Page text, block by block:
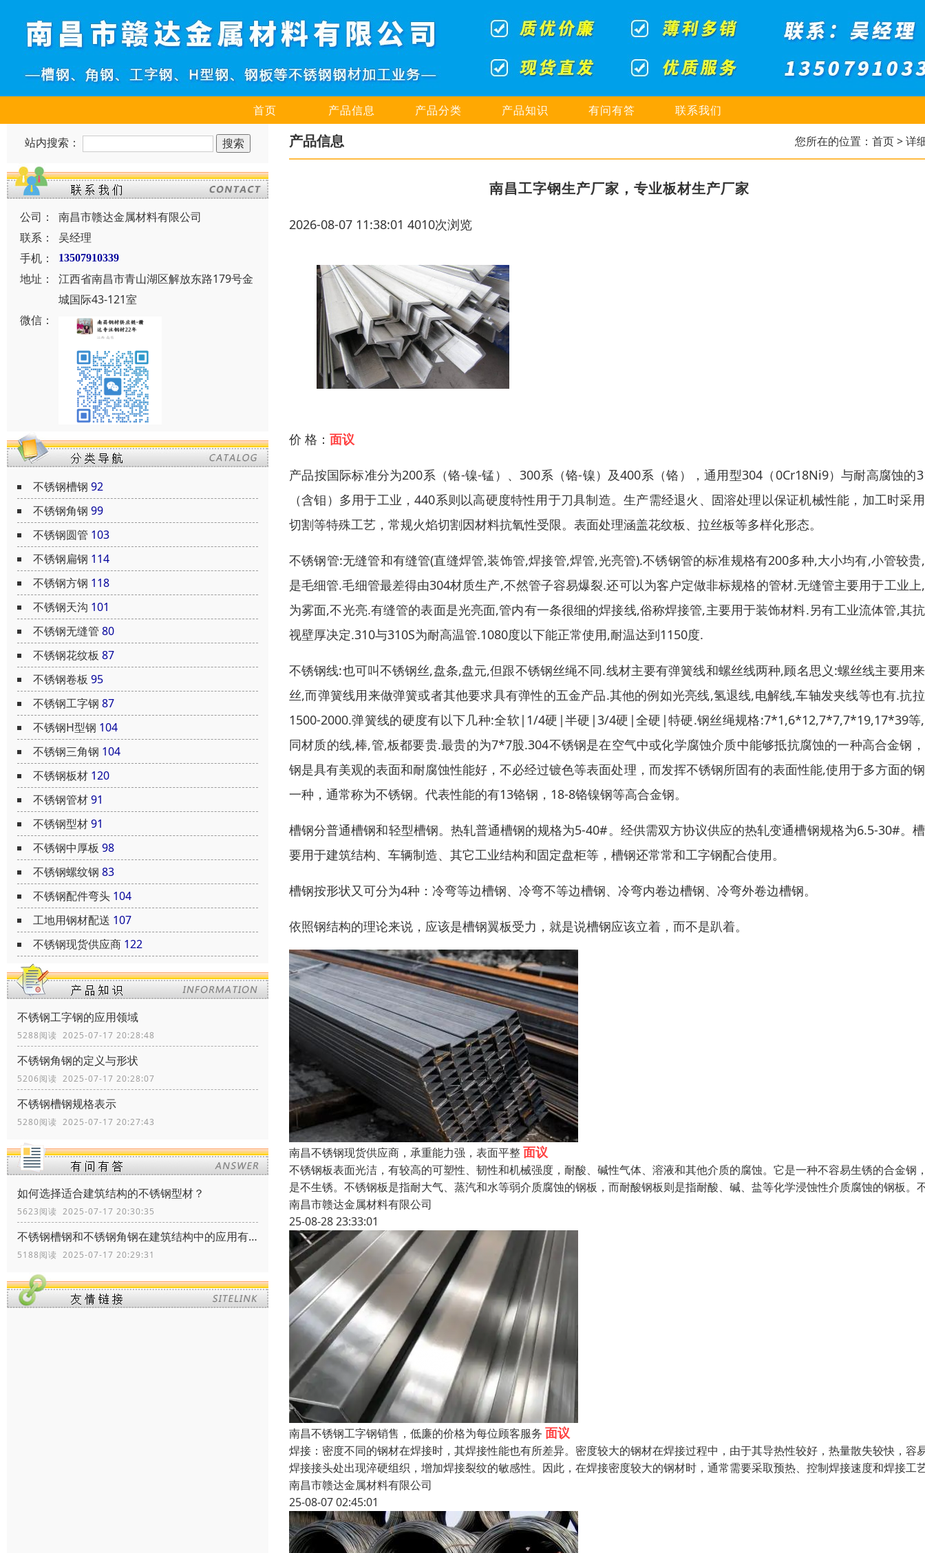
首页 产品信息 产品分类 产品知识 有问有答 联系我们
站内搜索：
公司：
南昌市赣达金属材料有限公司
联系：
吴经理
手机：
13507910339
地址：
江西省南昌市青山湖区解放东路179号金
城国际43-121室
微信：
不锈钢槽钢 92
不锈钢角钢 99
不锈钢圆管 103
不锈钢扁钢 114
不锈钢方钢 118
不锈钢天沟 101
不锈钢无缝管 80
不锈钢花纹板 87
不锈钢卷板 95
不锈钢工字钢 87
不锈钢H型钢 104
不锈钢三角钢 104
不锈钢板材 120
不锈钢管材91
不锈钢型材91
不锈钢中厚板 98
不锈钢螺纹钢 83
不锈钢配件弯头 104
工地用钢材配送 107
不锈钢现货供应商 122
不锈钢工字钢的应用领域
5288阅读 2025-07-17 20:28:48
不锈钢角钢的定义与形状
5206阅读 2025-07-17 20:28:07
不锈钢槽钢规格表示
5280阅读 2025-07-17 20:27:43
如何选择适合建筑结构的不锈钢型材？
5623阅读 2025-07-17 20:30:35
不锈钢槽钢和不锈钢角钢在建筑结构中的应用有何区别？
5188阅读 2025-07-17 20:29:31
产品信息 您所在的位置： 首页> 详
南昌工字钢生产厂家，专业板材生产厂家
2026-08-07 11:38:01 4010次浏览
价 格： 面议
产品按国际标准分为200系（铬-镍-锰）、300系（铬-镍）及400系（铬），通用型304（0Cr18Ni9）与耐高腐蚀的
（含钼）多用于工业，440系则以高硬度特性用于刀具制造。生产需经退火、固溶处理以保证机械性能，加工时采
切割等特殊工艺，常规火焰切割因材料抗氧性受限。表面处理涵盖花纹板、拉丝板等多样化形态。
不锈钢管:无缝管和有缝管(直缝焊管,装饰管,焊接管,焊管,光亮管).不锈钢管的标准规格有200多种,大小均有,小管较贵
是毛细管.毛细管最差得由304材质生产,不然管子容易爆裂.还可以为客户定做非标规格的管材.无缝管主要用于工业上
为雾面,不光亮.有缝管的表面是光亮面,管内有一条很细的焊接线,俗称焊接管,主要用于装饰材料.另有工业流体管,其
视壁厚决定.310与310S为耐高温管.1080度以下能正常使用,耐温达到1150度.
不锈钢线:也可叫不锈钢丝,盘条,盘元,但跟不锈钢丝绳不同.线材主要有弹簧线和螺丝线两种,顾名思义:螺丝线主要用
丝,而弹簧线用来做弹簧或者其他要求具有弹性的五金产品.其他的例如光亮线,氢退线,电解线,车轴发夹线等也有.抗
1500-2000.弹簧线的硬度有以下几种:全软|1/4硬|半硬|3/4硬|全硬|特硬.钢丝绳规格:7*1,6*12,7*7,7*19,17*39等
同材质的线,棒,管,板都要贵.最贵的为7*7股.304不锈钢是在空气中或化学腐蚀介质中能够抵抗腐蚀的一种高合金钢
钢是具有美观的表面和耐腐蚀性能好，不必经过镀色等表面处理，而发挥不锈钢所固有的表面性能,使用于多方面的
一种，通常称为不锈钢。代表性能的有13铬钢，18-8铬镍钢等高合金钢。
槽钢分普通槽钢和轻型槽钢。热轧普通槽钢的规格为5-40#。经供需双方协议供应的热轧变通槽钢规格为6.5-30#。
要用于建筑结构、车辆制造、其它工业结构和固定盘柜等，槽钢还常常和工字钢配合使用。
槽钢按形状又可分为4种：冷弯等边槽钢、冷弯不等边槽钢、冷弯内卷边槽钢、冷弯外卷边槽钢。
依照钢结构的理论来说，应该是槽钢翼板受力，就是说槽钢应该立着，而不是趴着。
南昌不锈钢现货供应商，承重能力强，表面平整面议
不锈钢板表面光洁，有较高的可塑性、韧性和机械强度，耐酸、碱性气体、溶液和其他介质的腐蚀。它是一种不容易生锈的合金钢
是不生锈。不锈钢板是指耐大气、蒸汽和水等弱介质腐蚀的钢板，而耐酸钢板则是指耐酸、碱、盐等化学浸蚀性介质腐蚀的钢板。
南昌市赣达金属材料有限公司
25-08-28 23:33:01
南昌不锈钢工字钢销售，低廉的价格为每位顾客服务 面议
焊接：密度不同的钢材在焊接时，其焊接性能也有所差异。密度较大的钢材在焊接过程中，由于其导热性较好，热量散失较快，容
焊接接头处出现淬硬组织，增加焊接裂纹的敏感性。因此，在焊接密度较大的钢材时，通常需要采取预热、控制焊接速度和焊接工
南昌市赣达金属材料有限公司
25-08-07 02:45:01